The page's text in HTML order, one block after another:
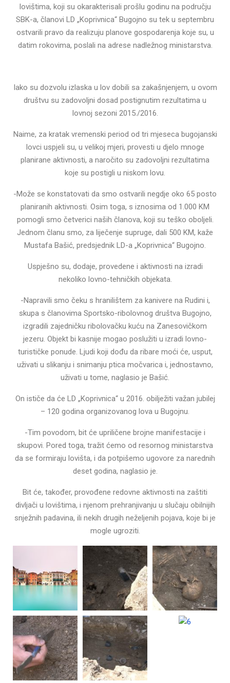
lovištima, koji su okarakterisali prošlu godinu na području
SBK-a, članovi LD „Koprivnica“ Bugojno su tek u septembru
ostvarili pravo da realizuju planove gospodarenja koje su, u
datim rokovima, poslali na adrese nadležnog ministarstva.
Iako su dozvolu izlaska u lov dobili sa zakašnjenjem, u ovom
društvu su zadovoljni dosad postignutim rezultatima u
lovnoj sezoni 2015./2016.
Naime, za kratak vremenski period od tri mjeseca bugojanski
lovci uspjeli su, u velikoj mjeri, provesti u djelo mnoge
planirane aktivnosti, a naročito su zadovoljni rezultatima
koje su postigli u niskom lovu.
-Može se konstatovati da smo ostvarili negdje oko 65 posto
planiranih aktivnosti. Osim toga, s iznosima od 1.000 KM
pomogli smo četverici naših članova, koji su teško oboljeli.
Jednom članu smo, za liječenje supruge, dali 500 KM, kaže
Mustafa Bašić, predsjednik LD-a „Koprivnica“ Bugojno.
Uspješno su, dodaje, provedene i aktivnosti na izradi
nekoliko lovno-tehničkih objekata.
-Napravili smo čeku s hranilištem za kanivere na Rudini i,
skupa s članovima Sportsko-ribolovnog društva Bugojno,
izgradili zajedničku ribolovačku kuću na Zanesovičkom
jezeru. Objekt bi kasnije mogao poslužiti u izradi lovno-
turističke ponude. Ljudi koji dođu da ribare moći će, usput,
uživati u slikanju i snimanju ptica močvarica i, jednostavno,
uživati u tome, naglasio je Bašić.
On ističe da će LD „Koprivnica“ u 2016. obilježiti važan jubilej
– 120 godina organizovanog lova u Bugojnu.
-Tim povodom, bit će upriličene brojne manifestacije i
skupovi. Pored toga, tražit ćemo od resornog ministarstva
da se formiraju lovišta, i da potpišemo ugovore za narednih
deset godina, naglasio je.
Bit će, također, provođene redovne aktivnosti na zaštiti
divljači u lovištima, i njenom prehranjivanju u slučaju obilnijih
snježnih padavina, ili nekih drugih neželjenih pojava, koje bi je
mogle ugroziti.